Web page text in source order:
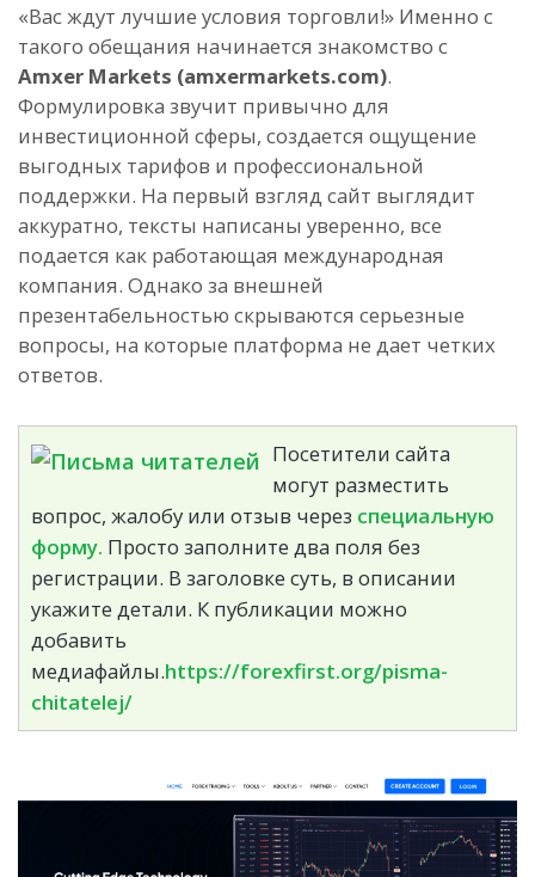
«Вас ждут лучшие условия торговли!» Именно с
такого обещания начинается знакомство с
Amxer Markets (amxermarkets.com).
Формулировка звучит привычно для
инвестиционной сферы, создается ощущение
выгодных тарифов и профессиональной
поддержки. На первый взгляд сайт выглядит
аккуратно, тексты написаны уверенно, все
подается как работающая международная
компания. Однако за внешней
презентабельностью скрываются серьезные
вопросы, на которые платформа не дает четких
ответов.
Посетители сайта
могут разместить
вопрос, жалобу или отзыв через специальную
форму. Просто заполните два поля без
регистрации. В заголовке суть, в описании
укажите детали. К публикации можно
добавить
медиафайлы.https://forexfirst.org/pisma-
chitatelej/